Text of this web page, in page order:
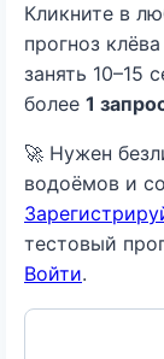
Кликните в
прогноз
занять 10–15
более 1
🚀 Нужен
водоёмов и
тестовый
Войти.